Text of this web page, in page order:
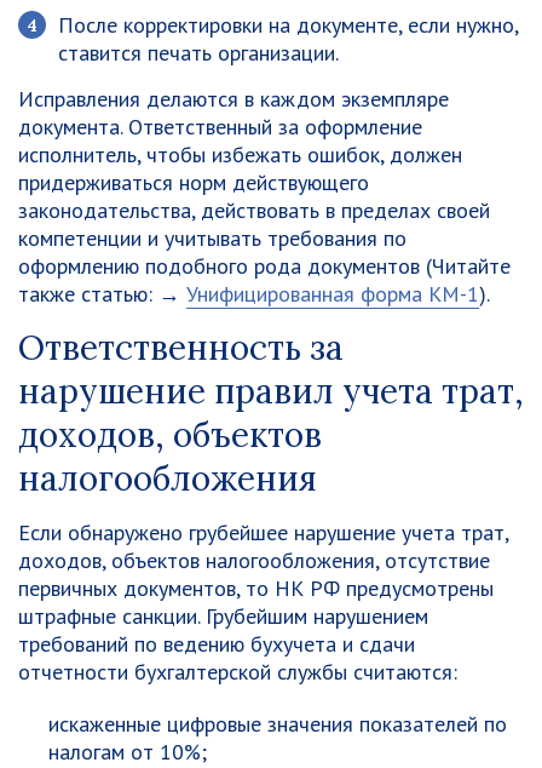
После корректировки на документе, если нужно,
ставится печать организации.
Исправления делаются в каждом экземпляре
документа. Ответственный за оформление
исполнитель, чтобы избежать ошибок, должен
придерживаться норм действующего
законодательства, действовать в пределах своей
компетенции и учитывать требования по
оформлению подобного рода документов (Читайте
также статью: → Унифицированная форма KM-1).
Ответственность за
нарушение правил учета трат,
доходов, объектов
налогообложения
Если обнаружено грубейшее нарушение учета трат,
доходов, объектов налогообложения, отсутствие
первичных документов, то НК РФ предусмотрены
штрафные санкции. Грубейшим нарушением
требований по ведению бухучета и сдачи
отчетности бухгалтерской службы считаются:
искаженные цифровые значения показателей по
налогам от 10%;